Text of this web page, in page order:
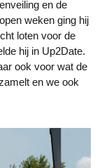
en de
weken ging hij
loten voor de
hij in Up2Date.
ook voor wat de
en we ook